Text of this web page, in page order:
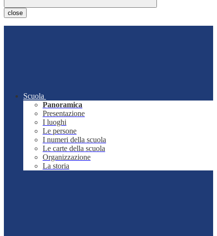
close
Scuola
Panoramica
Presentazione
I luoghi
Le persone
I numeri della scuola
Le carte della scuola
Organizzazione
La storia